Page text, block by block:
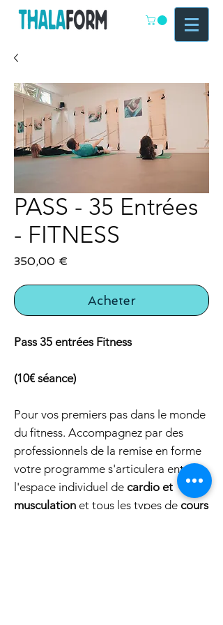
PASS - 35 Entrées
- FITNESS
350,00 €
Acheter
Pass 35 entrées Fitness
(10€ séance)
Pour vos premiers pas dans le monde
du fitness. Accompagnez par des
professionnels de la remise en forme
votre programme s'articulera entre
l'espace individuel de cardio et
musculation et tous les types de cours